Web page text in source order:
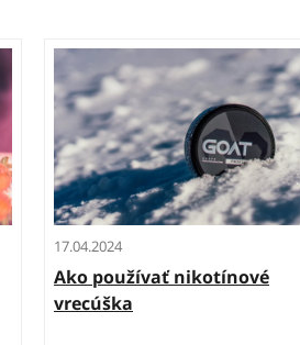
17.04.2024
Ako používať nikotínové
vrecúška